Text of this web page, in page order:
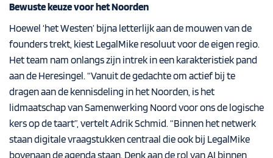
Bewuste keuze voor het Noorden
Hoewel ‘het Westen’ bijna letterlijk aan de mouwen van de
founders trekt, kiest LegalMike resoluut voor de eigen regio.
Het team nam onlangs zijn intrek in een karakteristiek pand
aan de Heresingel. “Vanuit de gedachte om actief bij te
dragen aan de kennisdeling in het Noorden, is het
lidmaatschap van Samenwerking Noord voor ons de logische
kers op de taart”, vertelt Adrik Schmid. “Binnen het netwerk
staan digitale vraagstukken centraal die ook bij LegalMike
bovenaan de agenda staan. Denk aan de rol van AI binnen